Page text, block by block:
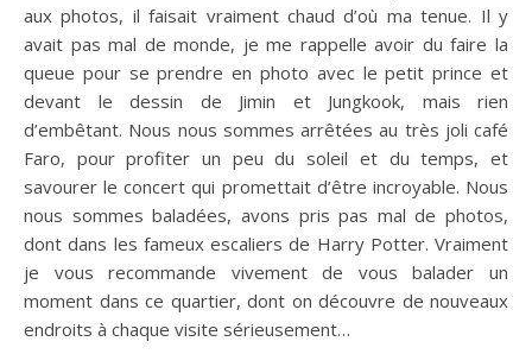
aux photos, il faisait vraiment chaud d’où ma tenue. Il y
avait pas mal de monde, je me rappelle avoir du faire la
queue pour se prendre en photo avec le petit prince et
devant le dessin de Jimin et Jungkook, mais rien
d’embêtant. Nous nous sommes arrêtées au très joli café
Faro, pour profiter un peu du soleil et du temps, et
savourer le concert qui promettait d’être incroyable. Nous
nous sommes baladées, avons pris pas mal de photos,
dont dans les fameux escaliers de Harry Potter. Vraiment
je vous recommande vivement de vous balader un
moment dans ce quartier, dont on découvre de nouveaux
endroits à chaque visite sérieusement…